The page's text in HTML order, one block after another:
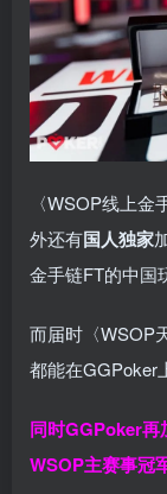
〈WSOP线上
外还有国人独家
金手链FT的中国
而届时〈WSOP
都能在GGPoker
同时GGPoker再
WSOP主赛事冠